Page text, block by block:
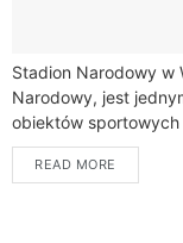
Stadion Narodowy w
Narodowy, jest
obiektów sportowych
piłce nożnej,
READ MORE